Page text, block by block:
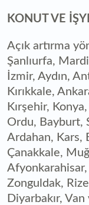
KONUT VE
Açık artırma
Şanlıurfa,
İzmir, Aydın,
Kırıkkale,
Kırşehir,
Ordu, Bayburt,
Ardahan, Kars,
Çanakkale,
Zonguldak,
Diyarbakır,